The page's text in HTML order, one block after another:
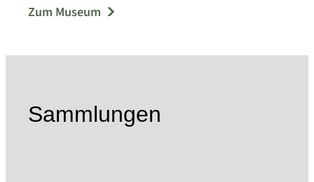
Nähe Berlins nahm es eine Sonderstellung im
Behandlung.
Von 1945 bis 1950 befand sich im Kernbereich
Zum Museum
Sammlungen